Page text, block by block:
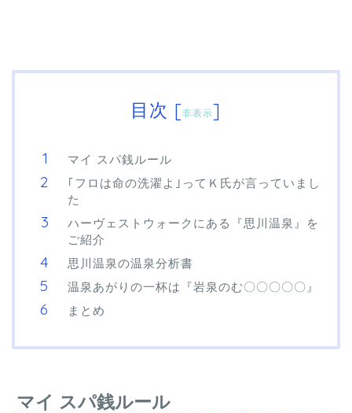
目次 [非表示]
マイ スパ銭ルール
｢フロは命の洗濯よ｣ってＫ氏が言っていまし
た
ハーヴェストウォークにある『思川温泉』を
ご紹介
思川温泉の温泉分析書
温泉あがりの一杯は『岩泉のむ〇〇〇〇〇』
まとめ
マイ スパ銭ルール